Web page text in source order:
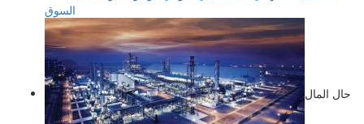
السوق
حال المال